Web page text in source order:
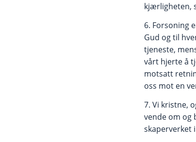
kjærligheten,
6. Forsoning
Gud og til
tjeneste,
vårt hjerte å
motsatt
oss mot en
7. Vi kristne,
vende om og
skaperverket